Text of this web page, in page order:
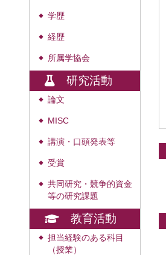
◆ 学歴
◆ 経歴
◆ 所属学協会
研究活動
◆ 論文
◆ MISC
◆ 講演・口頭発表等
◆ 受賞
◆
共同研究・競争的資金
等の研究課題
教育活動
◆
担当経験のある科目
（授業）